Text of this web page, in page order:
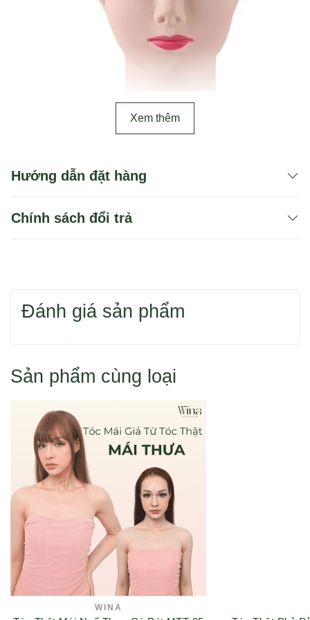
Xem thêm
Hướng dẫn đặt hàng
Hoặc bạn tìm sản phẩm theo danh mục.
Cách 1: Đặt hàng qua điện thoại 0916 110 833
Cách 2: Đặt hàng trực tuyến như sau:
1. Chọn mua sản phẩm
Chính sách đổi trả
Đánh giá sản phẩm
Sản phẩm cùng loại
WINA